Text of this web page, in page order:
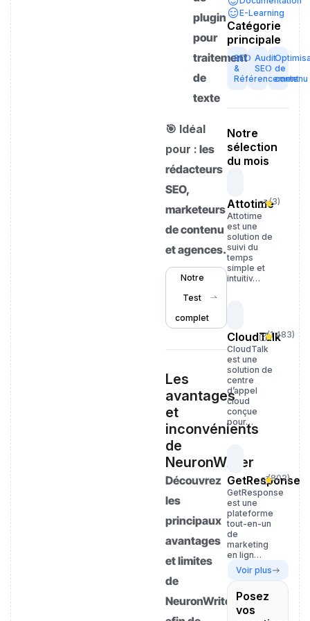
plugin
pour
traitement
de
texte
🎯 Idéal
pour : les
rédacteurs
SEO,
marketeurs
de contenu
et agences.
Notre
Test
complet
Les
avantages
et
inconvénients
de
NeuronWriter
Découvrez
les
principaux
avantages
et limites
de
NeuronWriter
E-Learning
Catégorie
principale
SEO
&
Référencement
Audit
SEO de
contenu
Notre
sélection
du mois
Attotime
(3)
Attotime
est une
solution de
suivi du
temps
simple et
intuitiv…
CloudTalk
(1 483)
CloudTalk
est une
solution de
centre
d’appel
cloud
conçue
pour…
GetResponse
(802)
GetResponse
est une
plateforme
tout-en-un
de
marketing
en lign…
Voir plus
Posez
vos